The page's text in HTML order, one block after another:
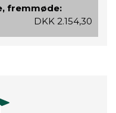
fremmøde:
DKK 2.154,30